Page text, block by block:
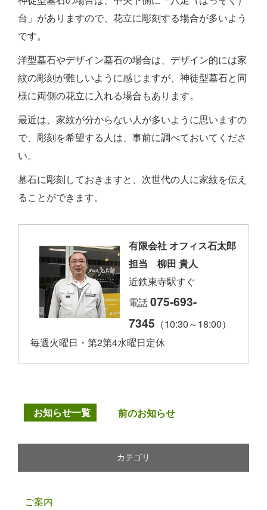
台」がありますので、花立に彫刻する場合が多いよう
です。
洋型墓石やデザイン墓石の場合は、デザイン的には家
紋の彫刻が難しいように感じますが、神徒型墓石と同
様に両側の花立に入れる場合もあります。
最近は、家紋が分からない人が多いように思いますの
で、彫刻を希望する人は、事前に調べておいてくださ
い。
墓石に彫刻しておきますと、次世代の人に家紋を伝え
ることができます。
有限会社 オフィス石太郎
担当 柳田 貴人
近鉄東寺駅すぐ
電話075-693-
7345 （10:30～18:00）
毎週火曜日・第2第4水曜日定休
お知らせ一覧 前のお知らせ
カテゴリ
ご案内